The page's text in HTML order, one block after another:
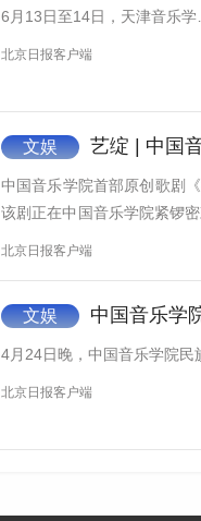
6月13日至14日，天津音乐学
北京日报客户端
文娱 艺绽 | 中国音乐
中国音乐学院首部原创歌剧
该剧正在中国音乐学院紧锣
北京日报客户端
文娱 中国音乐学
4月24日晚，中国音乐学院民
北京日报客户端